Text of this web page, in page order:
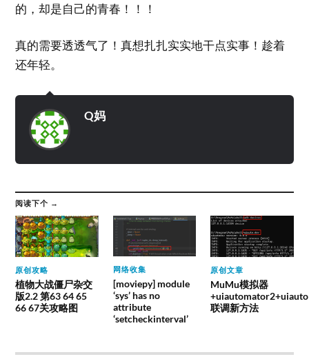
的，却是自己的青春！！！
真的需要透透气了！真想扎扎实实地干点实事！趁着
还年轻。
Q妈
阅读下个 →
原创攻略
植物大战僵尸杂交
版2.2 第63 64 65
66 67关攻略图
网络收集
[moviepy] module
‘sys’ has no
attribute
‘setcheckinterval’
原创文章
MuMu模拟器
+uiautomator2+uiauto
联调新方法